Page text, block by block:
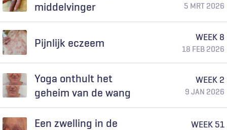
middelvinger
5 MRT 2026
Pijnlijk eczeem WEEK 8
18 FEB 2026
Yoga onthult het
geheim van de wang
WEEK 2
9 JAN 2026
Een zwelling in de
WEEK 51